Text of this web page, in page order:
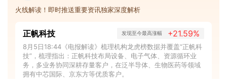
火线解读！即时推送重要资讯独家深度解析
正帆科技 发现至今最高涨幅 +21.59%
8月5日18:44《电报解读》梳理机构龙虎榜数据并覆盖“正帆科
技”，梳理指出：正帆科技布局设备、电子气体、资源循环业
务，多业务协同深耕存量客户，在泛半导体、生物医药等领域
拥有中芯国际、京东方等优质客户。